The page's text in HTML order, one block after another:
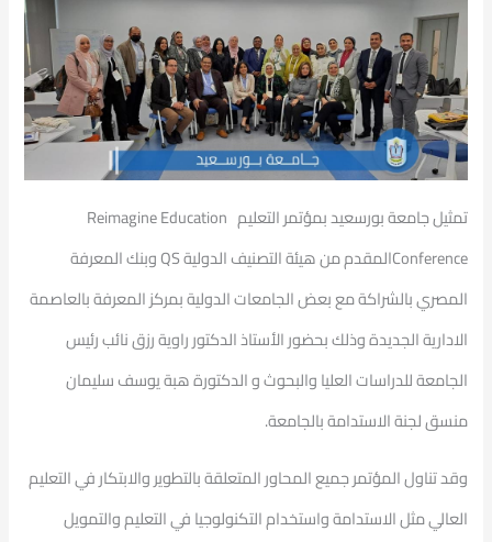
تمثيل جامعة بورسعيد بمؤتمر التعليم Reimagine Education
Conferenceالمقدم من هيئة التصنيف الدولية QS وبنك المعرفة
المصري بالشراكة مع بعض الجامعات الدولية بمركز المعرفة بالعاصمة
الادارية الجديدة وذلك بحضور الأستاذ الدكتور راوية رزق نائب رئيس
الجامعة للدراسات العليا والبحوث و الدكتورة هبة يوسف سليمان
منسق لجنة الاستدامة بالجامعة.
وقد تناول المؤتمر جميع المحاور المتعلقة بالتطوير والابتكار في التعليم
العالي مثل الاستدامة واستخدام التكنولوجيا في التعليم والتمويل